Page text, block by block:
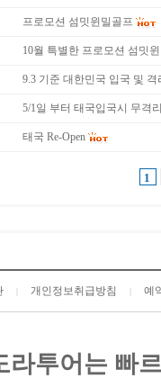
프로모션 섬밋윈밀골프
10월 특별한 프로모션 섬밋
9.3 기준 대한민국 입국 및
5/1일 부터 태국입국시 무격
태국 Re-Open
1
개인정보취급방침 예
라투어는 빠